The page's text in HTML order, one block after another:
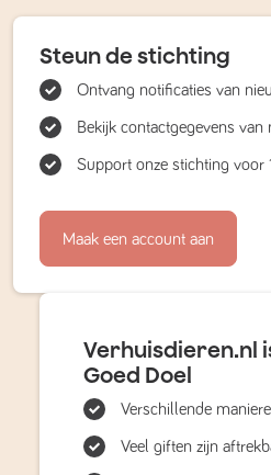
Steun de stichting
Ontvang notificaties van
Bekijk contactgegevens van
Support onze stichting voor
Maak een account aan
Verhuisdieren.nl
Goed Doel
Verschillende
Veel giften zijn